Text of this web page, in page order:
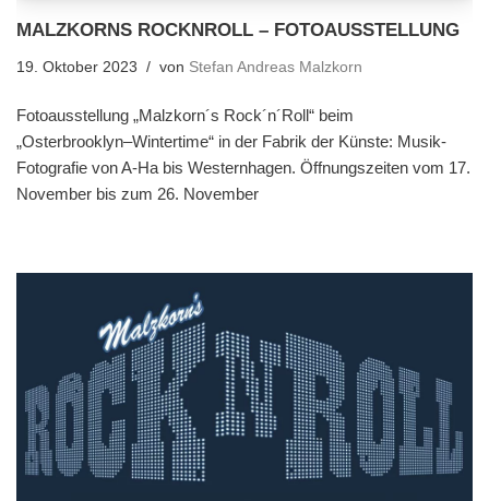
MALZKORNS ROCKNROLL – FOTOAUSSTELLUNG
19. Oktober 2023 von Stefan Andreas Malzkorn
Fotoausstellung „Malzkorn´s Rock´n´Roll“ beim
„Osterbrooklyn–Wintertime“ in der Fabrik der Künste: Musik-
Fotografie von A-Ha bis Westernhagen. Öffnungszeiten vom 17.
November bis zum 26. November